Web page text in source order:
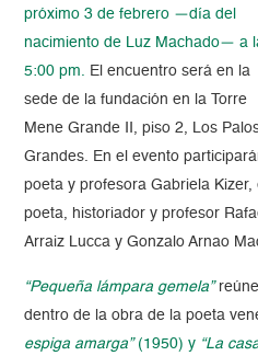
próximo 3 de febrero —día del
nacimiento de Luz Machado— a
5:00 pm. El encuentro será en la
sede de la fundación en la Torre
Mene Grande II, piso 2, Los
Grandes. En el evento
poeta y profesora Gabriela Kizer,
poeta, historiador y profesor
Arraiz Lucca y Gonzalo Arnao
“Pequeña lámpara gemela”
dentro de la obra de la poeta
espiga amarga”(1950) y “La